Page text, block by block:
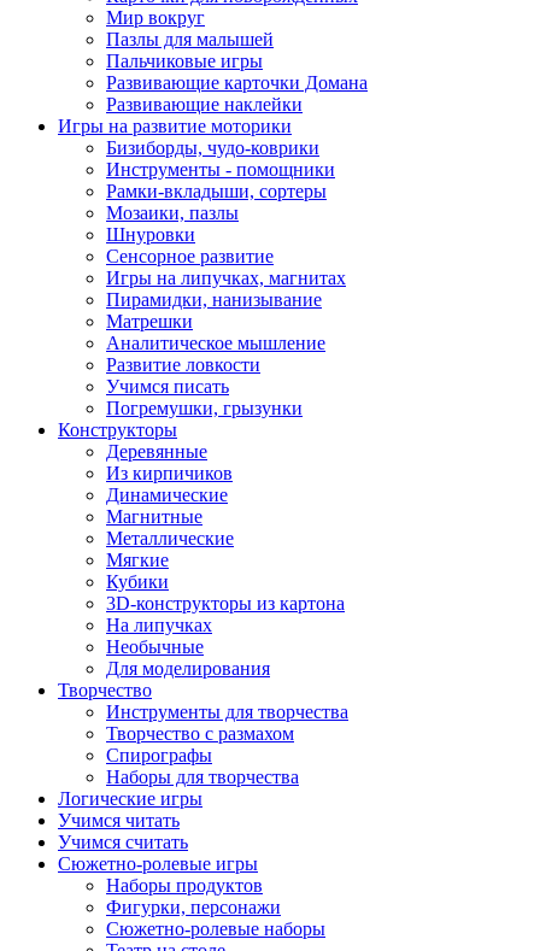
Мир вокруг
Пазлы для малышей
Пальчиковые игры
Развивающие карточки Домана
Развивающие наклейки
Игры на развитие моторики
Бизиборды, чудо-коврики
Инструменты - помощники
Рамки-вкладыши, сортеры
Мозаики, пазлы
Шнуровки
Сенсорное развитие
Игры на липучках, магнитах
Пирамидки, нанизывание
Матрешки
Аналитическое мышление
Развитие ловкости
Учимся писать
Погремушки, грызунки
Конструкторы
Деревянные
Из кирпичиков
Динамические
Магнитные
Металлические
Мягкие
Кубики
3D-конструкторы из картона
На липучках
Необычные
Для моделирования
Творчество
Инструменты для творчества
Творчество с размахом
Спирографы
Наборы для творчества
Логические игры
Учимся читать
Учимся считать
Сюжетно-ролевые игры
Наборы продуктов
Фигурки, персонажи
Сюжетно-ролевые наборы